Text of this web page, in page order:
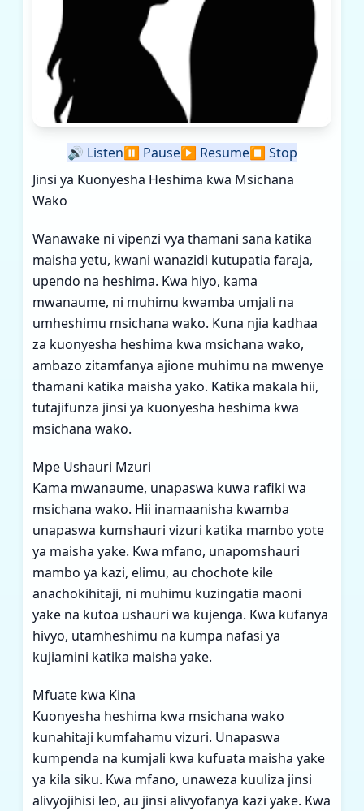
🔊 Listen⏸️ Pause▶️ Resume⏹️ Stop
Jinsi ya Kuonyesha Heshima kwa Msichana
Wako
Wanawake ni vipenzi vya thamani sana katika
maisha yetu, kwani wanazidi kutupatia faraja,
upendo na heshima. Kwa hiyo, kama
mwanaume, ni muhimu kwamba umjali na
umheshimu msichana wako. Kuna njia kadhaa
za kuonyesha heshima kwa msichana wako,
ambazo zitamfanya ajione muhimu na mwenye
thamani katika maisha yako. Katika makala hii,
tutajifunza jinsi ya kuonyesha heshima kwa
msichana wako.
Mpe Ushauri Mzuri
Kama mwanaume, unapaswa kuwa rafiki wa
msichana wako. Hii inamaanisha kwamba
unapaswa kumshauri vizuri katika mambo yote
ya maisha yake. Kwa mfano, unapomshauri
mambo ya kazi, elimu, au chochote kile
anachokihitaji, ni muhimu kuzingatia maoni
yake na kutoa ushauri wa kujenga. Kwa kufanya
hivyo, utamheshimu na kumpa nafasi ya
kujiamini katika maisha yake.
Mfuate kwa Kina
Kuonyesha heshima kwa msichana wako
kunahitaji kumfahamu vizuri. Unapaswa
kumpenda na kumjali kwa kufuata maisha yake
ya kila siku. Kwa mfano, unaweza kuuliza jinsi
alivyojihisi leo, au jinsi alivyofanya kazi yake. Kwa